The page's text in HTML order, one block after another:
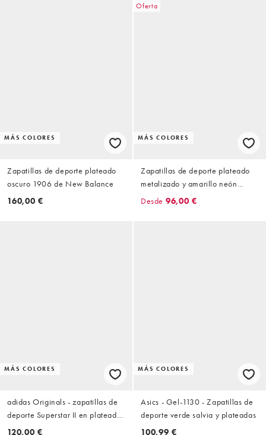
MÁS COLORES
Zapatillas de deporte plateado
oscuro 1906 de New Balance
160,00 €
Oferta
MÁS COLORES
Zapatillas de deporte plateado
metalizado y amarillo neón
unisex 1906 de New Balance
Desde 96,00 €
MÁS COLORES
adidas Originals - zapatillas de
deporte Superstar II en plateado
metalizado y negro
120,00 €
MÁS COLORES
Asics - Gel-1130 - Zapatillas de
deporte verde salvia y plateadas
100,99 €